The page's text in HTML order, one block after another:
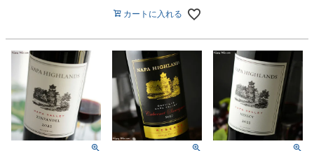
カートに入れる